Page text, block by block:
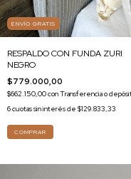
ENVÍO GRATIS
RESPALDO CON FUNDA ZURI
NEGRO
$779.000,00
$662.150,00conTransferencia o
6cuotas sin interés de $129.833,33
COMPRAR